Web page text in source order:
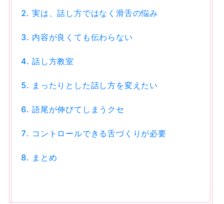
実は、話し方ではなく滑舌の悩み
内容が良くても伝わらない
話し方教室
まったりとした話し方を変えたい
語尾が伸びてしまうクセ
コントロールできる舌づくりが必要
まとめ